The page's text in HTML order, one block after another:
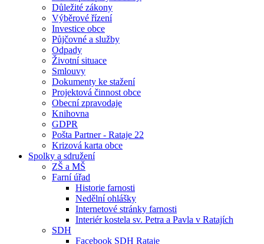
Důležité zákony
Výběrové řízení
Investice obce
Půjčovné a služby
Odpady
Životní situace
Smlouvy
Dokumenty ke stažení
Projektová činnost obce
Obecní zpravodaje
Knihovna
GDPR
Pošta Partner - Rataje 22
Krizová karta obce
Spolky a sdružení
ZŠ a MŠ
Farní úřad
Historie farnosti
Nedělní ohlášky
Internetové stránky farnosti
Interiér kostela sv. Petra a Pavla v Ratajích
SDH
Facebook SDH Rataje